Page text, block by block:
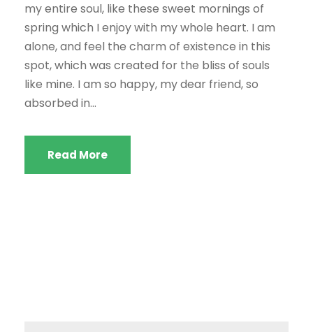
my entire soul, like these sweet mornings of
spring which I enjoy with my whole heart. I am
alone, and feel the charm of existence in this
spot, which was created for the bliss of souls
like mine. I am so happy, my dear friend, so
absorbed in...
Read More